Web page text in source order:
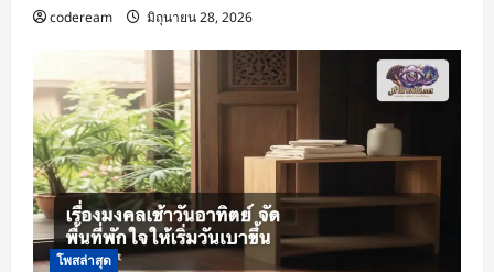
codeream มิถุนายน 28, 2026
โพสล่าสุด